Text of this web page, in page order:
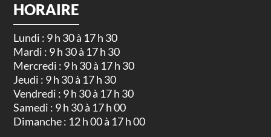
HORAIRE
Lundi : 9 h 30 à 17 h 30
Mardi : 9 h 30 à 17 h 30
Mercredi : 9 h 30 à 17 h 30
Jeudi : 9 h 30 à 17 h 30
Vendredi : 9 h 30 à 17 h 30
Samedi : 9 h 30 à 17 h 00
Dimanche : 12 h 00 à 17 h 00